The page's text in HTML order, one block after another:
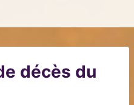
décès du